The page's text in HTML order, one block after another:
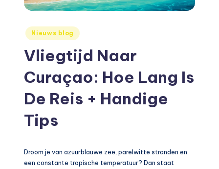
Geplaatst
in
Nieuws blog
Vliegtijd Naar
Curaçao: Hoe Lang Is
De Reis + Handige
Tips
Droom je van azuurblauwe zee, parelwitte stranden en
een constante tropische temperatuur? Dan staat